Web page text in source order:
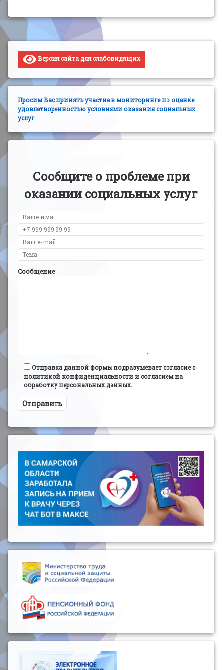
Версия сайта для слабовидящих
Просим Вас принять участие в мониторинге по оценке
удовлетворенностью условиями оказания социальных
услуг
Сообщите о проблеме при
оказании социальных услуг
Сообщение
Отправка данной формы подразумевает согласие с
политикой конфиденциальности и согласием на
обработку персональных данных.